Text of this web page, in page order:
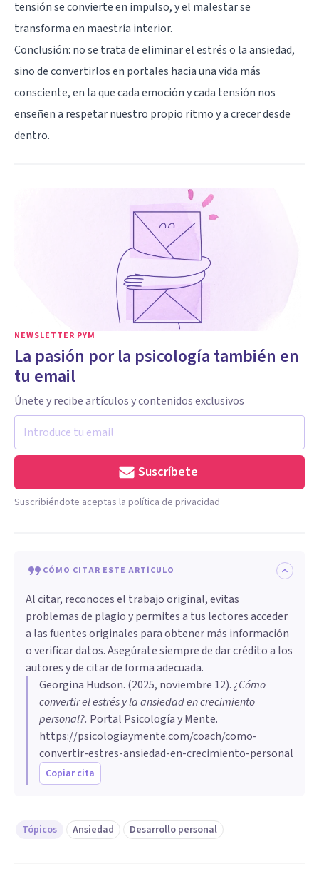
tensión se convierte en impulso, y el malestar se
transforma en maestría interior.
Conclusión: no se trata de eliminar el estrés o la ansiedad,
sino de convertirlos en portales hacia una vida más
consciente, en la que cada emoción y cada tensión nos
enseñen a respetar nuestro propio ritmo y a crecer desde
dentro.
NEWSLETTER PYM
La pasión por la psicología también en
tu email
Únete y recibe artículos y contenidos exclusivos
Suscríbete
Suscribiéndote aceptas la política de privacidad
CÓMO CITAR ESTE ARTÍCULO
Al citar, reconoces el trabajo original, evitas
problemas de plagio y permites a tus lectores acceder
a las fuentes originales para obtener más información
o verificar datos. Asegúrate siempre de dar crédito a los
autores y de citar de forma adecuada.
Georgina Hudson. (2025, noviembre 12).¿Cómo
convertir el estrés y la ansiedad en crecimiento
personal?. Portal Psicología y Mente.
https://psicologiaymente.com/coach/como-
convertir-estres-ansiedad-en-crecimiento-personal
Copiar cita
Tópicos Ansiedad Desarrollo personal